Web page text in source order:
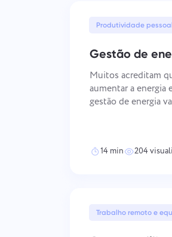
Produtividade pessoal
Gestão de
Muitos acreditam
aumentar a energia
gestão de energia
14 min 204
Trabalho remoto e